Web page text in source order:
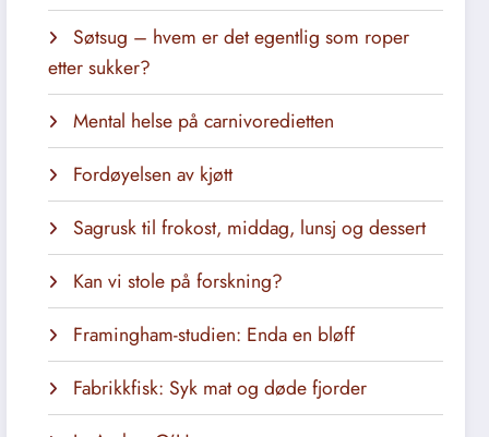
Søtsug – hvem er det egentlig som roper
etter sukker?
Mental helse på carnivoredietten
Fordøyelsen av kjøtt
Sagrusk til frokost, middag, lunsj og dessert
Kan vi stole på forskning?
Framingham-studien: Enda en bløff
Fabrikkfisk: Syk mat og døde fjorder